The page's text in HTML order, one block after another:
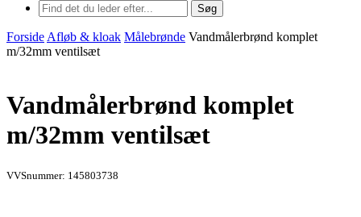
Søg
Forside Afløb & kloak Målebrønde Vandmålerbrønd komplet
m/32mm ventilsæt
Vandmålerbrønd komplet
m/32mm ventilsæt
VVSnummer: 145803738